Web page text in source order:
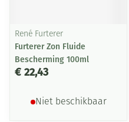
René Furterer
Furterer Zon Fluide
Bescherming 100ml
€ 22,43
Niet beschikbaar